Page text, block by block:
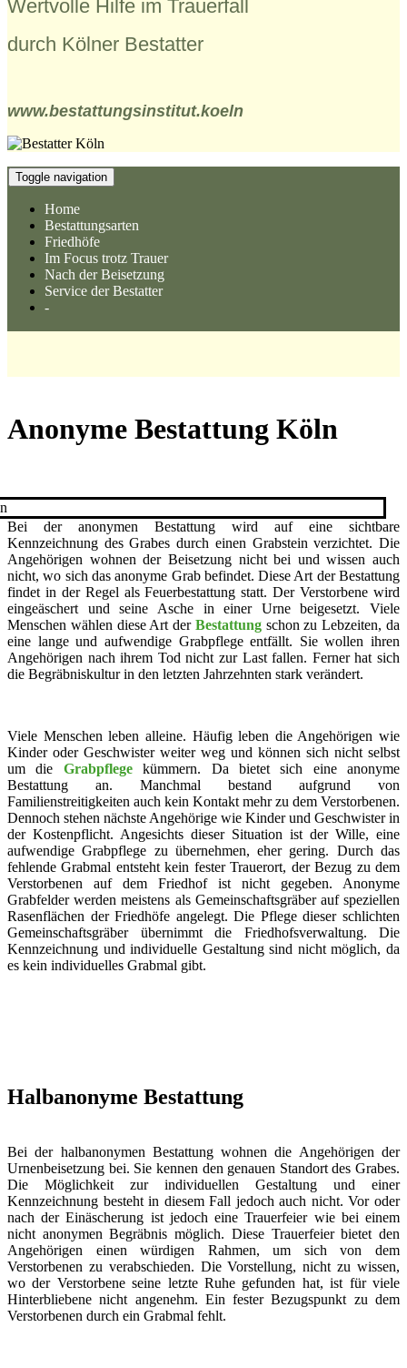
Wertvolle Hilfe im Trauerfall
durch Kölner Bestatter
www.bestattungsinstitut.koeln
Toggle navigation
Home
Bestattungsarten
Friedhöfe
Im Focus trotz Trauer
Nach der Beisetzung
Service der Bestatter
-
Anonyme Bestattung Köln
Bei der anonymen Bestattung wird auf eine sichtbare
Kennzeichnung des Grabes durch einen Grabstein verzichtet. Die
Angehörigen wohnen der Beisetzung nicht bei und wissen auch
nicht, wo sich das anonyme Grab befindet. Diese Art der Bestattung
findet in der Regel als Feuerbestattung statt. Der Verstorbene wird
eingeäschert und seine Asche in einer Urne beigesetzt. Viele
Menschen wählen diese Art der Bestattungschon zu Lebzeiten, da
eine lange und aufwendige Grabpflege entfällt. Sie wollen ihren
Angehörigen nach ihrem Tod nicht zur Last fallen. Ferner hat sich
die Begräbniskultur in den letzten Jahrzehnten stark verändert.
Viele Menschen leben alleine. Häufig leben die Angehörigen wie
Kinder oder Geschwister weiter weg und können sich nicht selbst
um die Grabpflegekümmern. Da bietet sich eine anonyme
Bestattung an. Manchmal bestand aufgrund von
Familienstreitigkeiten auch kein Kontakt mehr zu dem Verstorbenen.
Dennoch stehen nächste Angehörige wie Kinder und Geschwister in
der Kostenpflicht. Angesichts dieser Situation ist der Wille, eine
aufwendige Grabpflege zu übernehmen, eher gering. Durch das
fehlende Grabmal entsteht kein fester Trauerort, der Bezug zu dem
Verstorbenen auf dem Friedhof ist nicht gegeben. Anonyme
Grabfelder werden meistens als Gemeinschaftsgräber auf speziellen
Rasenflächen der Friedhöfe angelegt. Die Pflege dieser schlichten
Gemeinschaftsgräber übernimmt die Friedhofsverwaltung. Die
Kennzeichnung und individuelle Gestaltung sind nicht möglich, da
es kein individuelles Grabmal gibt.
Halbanonyme Bestattung
Bei der halbanonymen Bestattung wohnen die Angehörigen der
Urnenbeisetzung bei. Sie kennen den genauen Standort des Grabes.
Die Möglichkeit zur individuellen Gestaltung und einer
Kennzeichnung besteht in diesem Fall jedoch auch nicht. Vor oder
nach der Einäscherung ist jedoch eine Trauerfeier wie bei einem
nicht anonymen Begräbnis möglich. Diese Trauerfeier bietet den
Angehörigen einen würdigen Rahmen, um sich von dem
Verstorbenen zu verabschieden. Die Vorstellung, nicht zu wissen,
wo der Verstorbene seine letzte Ruhe gefunden hat, ist für viele
Hinterbliebene nicht angenehm. Ein fester Bezugspunkt zu dem
Verstorbenen durch ein Grabmal fehlt.